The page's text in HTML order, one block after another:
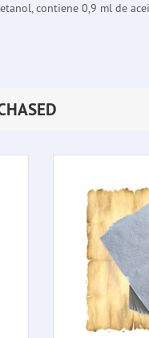
contiene 0,9 ml de